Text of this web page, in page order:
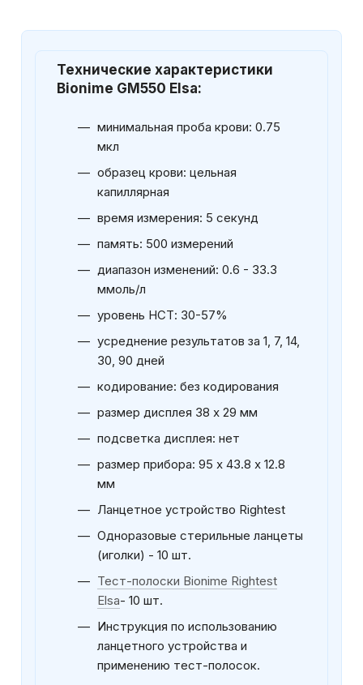
Технические характеристики
Bionime GM550 Elsa:
минимальная проба крови: 0.75
мкл
образец крови: цельная
капиллярная
время измерения: 5 секунд
память: 500 измерений
диапазон изменений: 0.6 - 33.3
ммоль/л
уровень НСТ: 30-57%
усреднение результатов за 1, 7, 14,
30, 90 дней
кодирование: без кодирования
размер дисплея 38 х 29 мм
подсветка дисплея: нет
размер прибора: 95 х 43.8 х 12.8
мм
Ланцетное устройство Rіghtest
Одноразовые стерильные ланцеты
(иголки) - 10 шт.
Тест-полоски Bionime Rightest
Elsa- 10 шт.
Инструкция по использованию
ланцетного устройства и
применению тест-полосок.